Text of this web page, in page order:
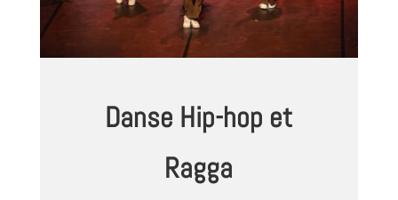
Danse Hip-hop et
Ragga